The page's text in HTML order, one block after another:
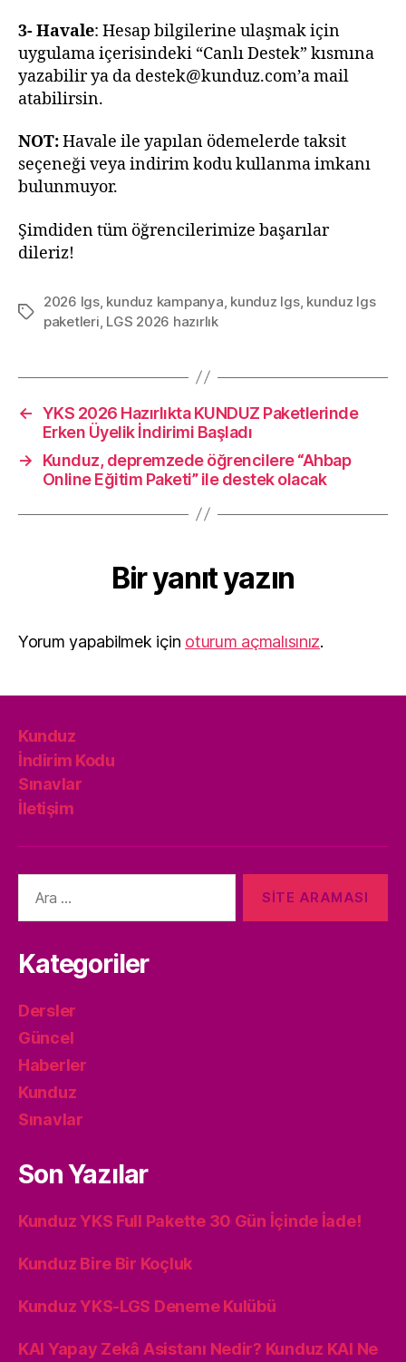
3- Havale: Hesap bilgilerine ulaşmak için
uygulama içerisindeki “Canlı Destek” kısmına
yazabilir ya da destek@kunduz.com’a mail
atabilirsin.
NOT:Havale ile yapılan ödemelerde taksit
seçeneği veya indirim kodu kullanma imkanı
bulunmuyor.
Şimdiden tüm öğrencilerimize başarılar
dileriz!
Etiketler
2026 lgs, kunduz kampanya, kunduz lgs, kunduz lgs
paketleri, LGS 2026 hazırlık
← YKS 2026 Hazırlıkta KUNDUZ Paketlerinde
Erken Üyelik İndirimi Başladı
→
Kunduz, depremzede öğrencilere “Ahbap
Online Eğitim Paketi” ile destek olacak
Bir yanıt yazın
Yorum yapabilmek için oturum açmalısınız.
Kunduz
İndirim Kodu
Sınavlar
İletişim
yap:
Kategoriler
Dersler
Güncel
Haberler
Kunduz
Sınavlar
Son Yazılar
Kunduz YKS Full Pakette 30 Gün İçinde İade!
Kunduz Bire Bir Koçluk
Kunduz YKS-LGS Deneme Kulübü
KAI Yapay Zekâ Asistanı Nedir? Kunduz KAI Ne